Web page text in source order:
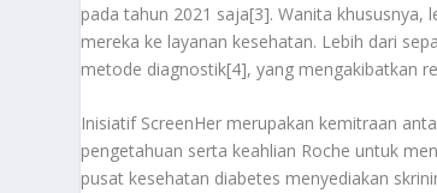
pada tahun 2021 saja[3]. Wanita
mereka ke layanan kesehatan. Lebih dari
metode diagnostik[4], yang mengakibatkan
Inisiatif ScreenHer merupakan kemitraan
pengetahuan serta keahlian Roche untuk
pusat kesehatan diabetes menyediakan